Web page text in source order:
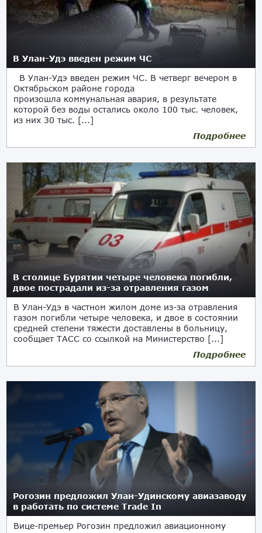
В Улан-Удэ введен режим ЧС
В Улан-Удэ введен режим ЧС. В четверг вечером в
Октябрьском районе города
произошла коммунальная авария, в результате
которой без воды остались около 100 тыс. человек,
из них 30 тыс. [...]
Подробнее
В столице Бурятии четыре человека погибли,
двое пострадали из-за отравления газом
В Улан-Удэ в частном жилом доме из-за отравления
газом погибли четыре человека, и двое в состоянии
средней степени тяжести доставлены в больницу,
сообщает ТАСС со ссылкой на Министерство [...]
Подробнее
Рогозин предложил Улан-Удинскому авиазаводу
в работать по системе Trade In
Вице-премьер Рогозин предложил авиационному